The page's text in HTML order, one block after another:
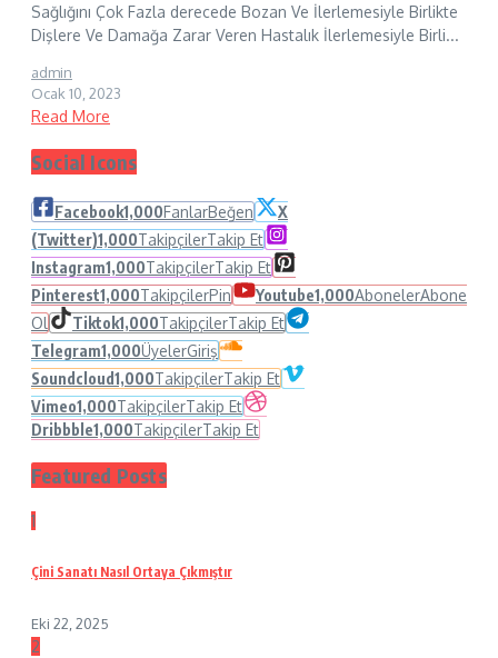
Sağlığını Çok Fazla derecede Bozan Ve İlerlemesiyle Birlikte
Dişlere Ve Damağa Zarar Veren Hastalık İlerlemesiyle Birli...
admin
Ocak 10, 2023
Read More
Social Icons
Facebook1,000FanlarBeğen
X
(Twitter)1,000TakipçilerTakip Et
Instagram1,000TakipçilerTakip Et
Pinterest1,000TakipçilerPin Youtube1,000AbonelerAbone
Ol
Tiktok1,000TakipçilerTakip Et
Telegram1,000ÜyelerGiriş
Soundcloud1,000TakipçilerTakip Et
Vimeo1,000TakipçilerTakip Et
Dribbble1,000TakipçilerTakip Et
Featured Posts
1
Çini Sanatı Nasıl Ortaya Çıkmıştır
Eki 22, 2025
2